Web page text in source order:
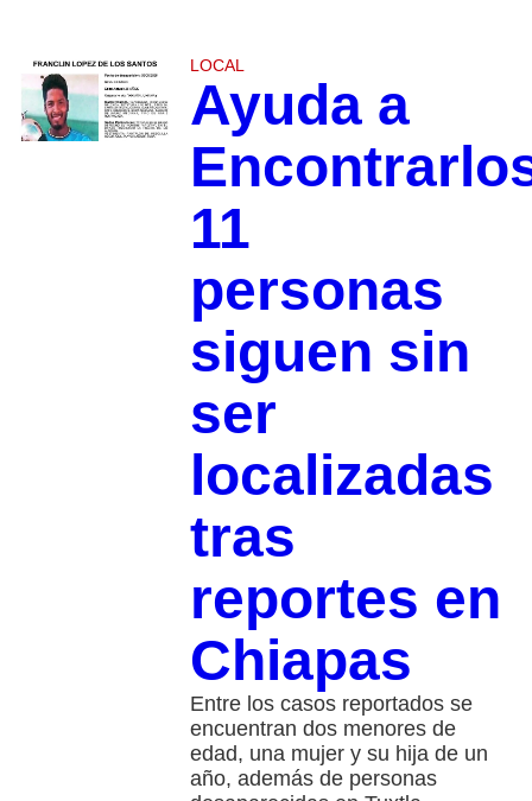
LOCAL
Ayuda a
11
personas
siguen sin
ser
localizadas
tras
reportes en
Chiapas
Entre los casos reportados se
encuentran dos menores de
edad, una mujer y su hija de un
año, además de personas